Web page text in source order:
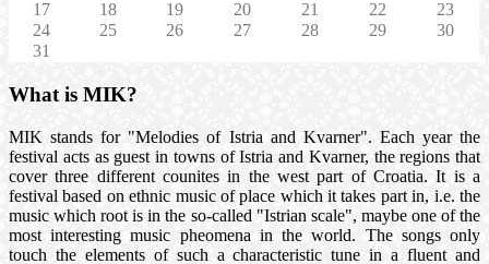
17
18 19 20 21 22
23
24
25 26 27 28 29
30
31
What is MIK?
MIK stands for "Melodies of Istria and Kvarner". Each year the
festival acts as guest in towns of Istria and Kvarner, the regions that
cover three different counites in the west part of Croatia. It is a
festival based on ethnic music of place which it takes part in, i.e. the
music which root is in the so-called "Istrian scale", maybe one of the
most interesting music pheomena in the world. The songs only
touch the elements of such a characteristic tune in a fluent and